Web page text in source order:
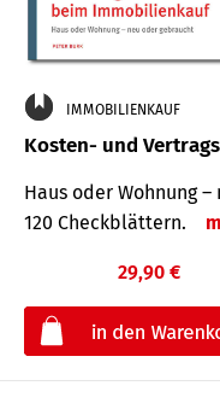
IMMOBILIENKAUF
Kosten- und
Haus oder Wohnung
120 Check­blättern.
29,90 €